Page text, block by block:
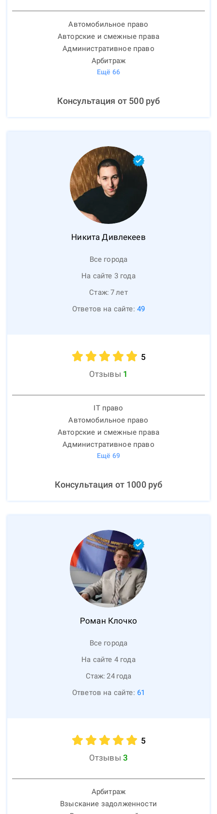
Автомобильное право
Авторские и смежные права
Административное право
Арбитраж
Ещё 66
Консультация от 500руб
Никита Дивлекеев
Все города
На сайте 3 года
Стаж: 7лет
Ответов на сайте: 49
5
Отзывы 1
IT право
Автомобильное право
Авторские и смежные права
Административное право
Ещё 69
Консультация от 1000руб
Роман Клочко
Все города
На сайте 4 года
Стаж: 24 года
Ответов на сайте: 61
5
Отзывы 3
Арбитраж
Взыскание задолженности